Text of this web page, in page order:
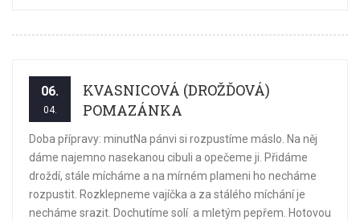
06.
04.
KVASNICOVÁ (DROŽĎOVÁ)
POMAZÁNKA
Doba přípravy: minutNa pánvi si rozpustíme máslo. Na něj
dáme najemno nasekanou cibuli a opečeme ji. Přidáme
droždí, stále mícháme a na mírném plameni ho necháme
rozpustit. Rozklepneme vajíčka a za stálého míchání je
necháme srazit. Dochutíme solí a mletým pepřem. Hotovou